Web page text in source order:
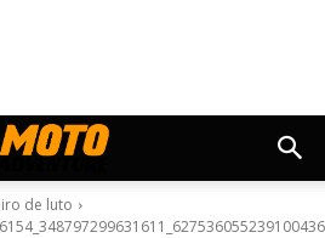
de luto